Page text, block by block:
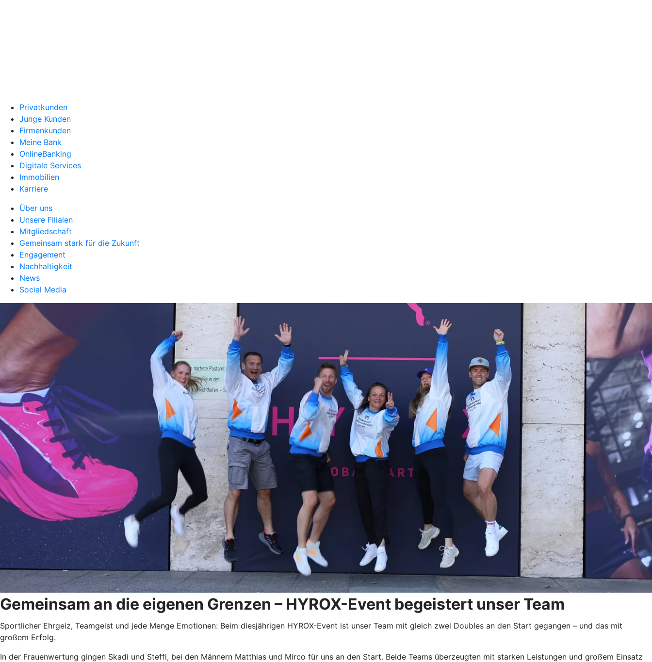
Privatkunden
Junge Kunden
Firmenkunden
Meine Bank
OnlineBanking
Digitale Services
Immobilien
Karriere
Über uns
Unsere Filialen
Mitgliedschaft
Gemeinsam stark für die Zukunft
Engagement
Nachhaltigkeit
News
Social Media
Gemeinsam an die eigenen Grenzen – HYROX-Event begeistert unser Team
Sportlicher Ehrgeiz, Teamgeist und jede Menge Emotionen: Beim diesjährigen HYROX-Event ist unser Team mit gleich zwei Doubles an den Start gegangen – und das mit
großem Erfolg.
In der Frauenwertung gingen Skadi und Steffi, bei den Männern Matthias und Mirco für uns an den Start. Beide Teams überzeugten mit starken Leistungen und großem Einsatz